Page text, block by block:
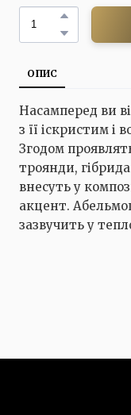
ОПИС
Насамперед ви
з її іскристим і
Згодом
троянди,
внесуть у
акцент.
зазвучить у